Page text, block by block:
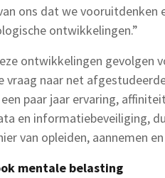
ons dat we vooruitdenken
ontwikkelingen.”
ontwikkelingen gevolgen
vraag naar net
paar jaar ervaring,
en informatiebeveiliging,
van opleiden, aannemen
mentale belasting